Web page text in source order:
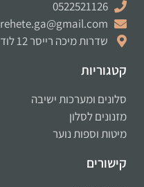
0522521126
rehete.ga@gmail.com
שדרות מיכה רייסר 12 לוד
קטגוריות
סלונים ומערכות ישיבה
מזנונים לסלון
מיטות וספות נוער
קישורים